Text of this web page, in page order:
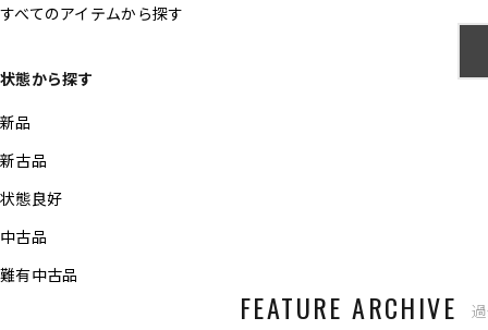
すべてのアイテムから探す
状態から探す
新品
新古品
状態良好
中古品
難有中古品
FEATURE ARCHIVE